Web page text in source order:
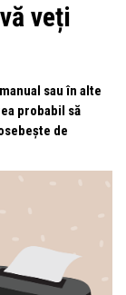
veți
sau în alte
probabil să
de